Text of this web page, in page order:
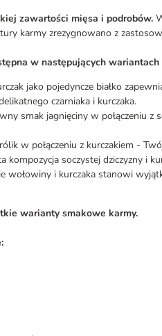
zawartości mięsa i podrobów.
karmy zrezygnowano z
w następujących
jako pojedyncze białko
czarniaka i kurczaka.
smak jagnięciny w połączeniu z
w połączeniu z kurczakiem -
kompozycja soczystej dziczyzny i
wołowiny i kurczaka stanowi
warianty smakowe karmy.